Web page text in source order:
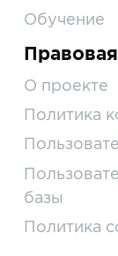
Обучение
О проекте
Политика
базы
Политика